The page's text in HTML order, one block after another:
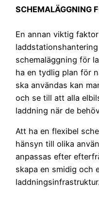
SCHEMALÄGGNING
En annan viktig
schemaläggning för
ha en tydlig plan för
ska användas kan
och se till att alla
laddning när de
Att ha en flexibel
hänsyn till olika
anpassas efter
skapa en smidig och